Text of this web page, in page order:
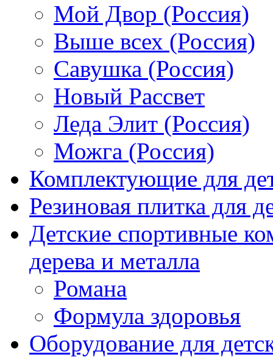
Мой Двор (Россия)
Выше всех (Россия)
Савушка (Россия)
Новый Рассвет
Леда Элит (Россия)
Можга (Россия)
Комплектующие для
Резиновая плитка для
Детские спортивные
дерева и металла
Романа
Формула здоровья
Оборудование для